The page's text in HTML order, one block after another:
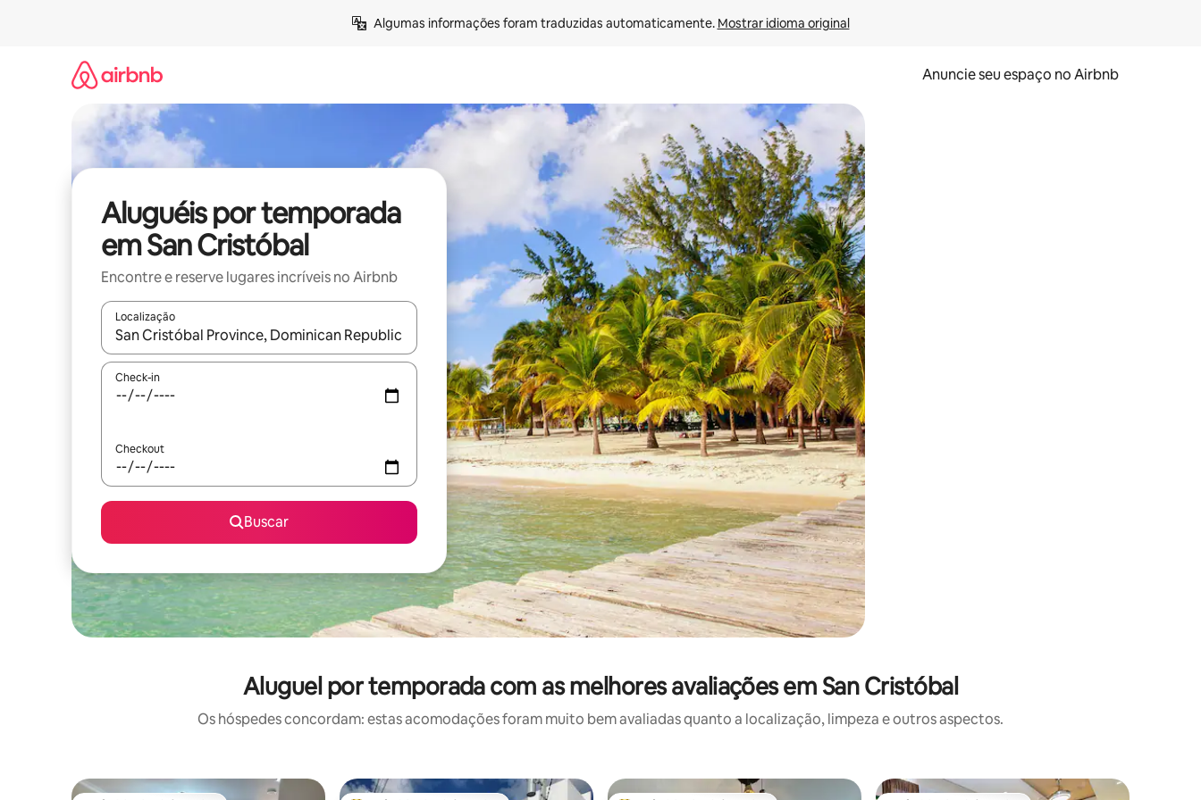
Algumas informações foram traduzidas automaticamente. Mostrar idioma original
Anuncie seu espaço no Airbnb
Aluguéis por temporada
em San Cristóbal
Encontre e reserve lugares incríveis no Airbnb
Localização
Quando os resultados estiverem disponíveis, explore-os usando as seta para cima e para baixo do teclado ou tocando e deslizando o dedo na tela.
Check-in
Checkout
Buscar
Aluguel por temporada com as melhores avaliações em San Cristóbal
Os hóspedes concordam: estas acomodações foram muito bem avaliadas quanto a localização, limpeza e outros aspectos.